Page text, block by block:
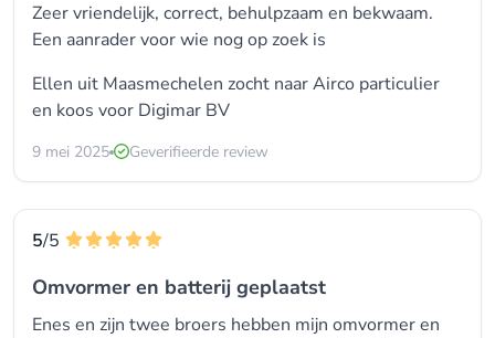
Zeer vriendelijk, correct, behulpzaam en bekwaam.
Een aanrader voor wie nog op zoek is
Ellen uit Maasmechelen zocht naarAirco particulier
en koos voor Digimar BV
9 mei 2025 Geverifieerde review
5/5
Omvormer en batterij geplaatst
Enes en zijn twee broers hebben mijn omvormer en